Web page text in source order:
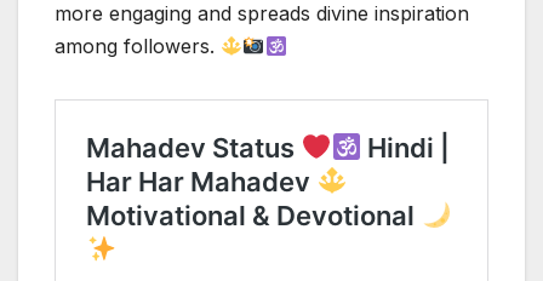
more engaging and spreads divine inspiration
among followers.